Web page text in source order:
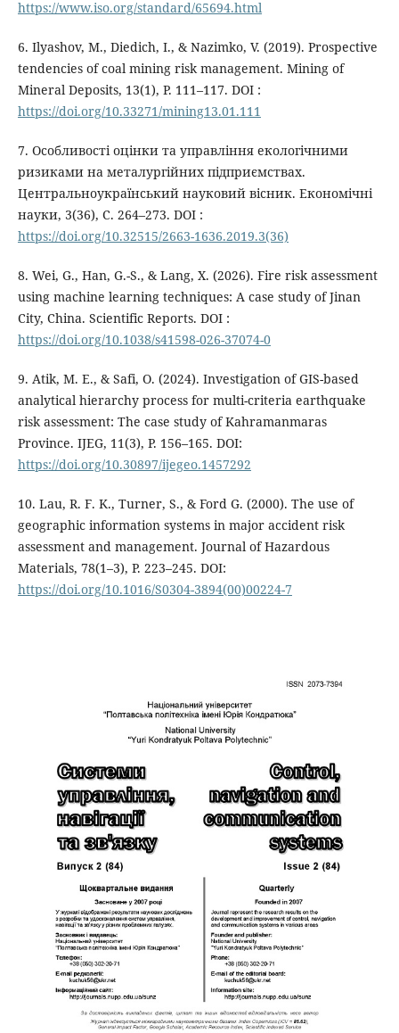
https://www.iso.org/standard/65694.html
6. Ilyashov, M., Diedich, I., & Nazimko, V. (2019). Prospective
tendencies of coal mining risk management. Mining of
Mineral Deposits, 13(1), P. 111–117. DOI :
https://doi.org/10.33271/mining13.01.111⁠
7. Особливості оцінки та управління екологічними
ризиками на металургійних підприємствах.
Центральноукраїнський науковий вісник. Економічні
науки, 3(36), С. 264–273. DOI :
https://doi.org/10.32515/2663-1636.2019.3(36)
8. Wei, G., Han, G.-S., & Lang, X. (2026). Fire risk assessment
using machine learning techniques: A case study of Jinan
City, China. Scientific Reports. DOI :
https://doi.org/10.1038/s41598-026-37074-0
9. Atik, M. E., & Safi, O. (2024). Investigation of GIS-based
analytical hierarchy process for multi-criteria earthquake
risk assessment: The case study of Kahramanmaras
Province. IJEG, 11(3), P. 156–165. DOI:
https://doi.org/10.30897/ijegeo.1457292
10. Lau, R. F. K., Turner, S., & Ford G. (2000). The use of
geographic information systems in major accident risk
assessment and management. Journal of Hazardous
Materials, 78(1–3), P. 223–245. DOI:
https://doi.org/10.1016/S0304-3894(00)00224-7